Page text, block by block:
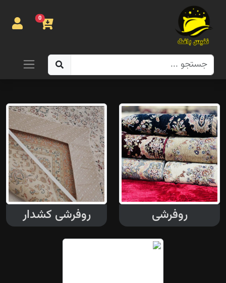
0
صفحه
روتختی
روفرشی
پتو
تماس با
ما
پیگیری
روفرشی روفرشی کشدار